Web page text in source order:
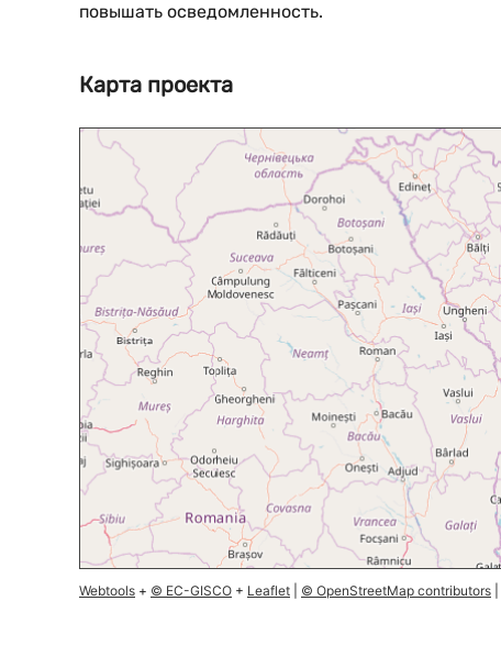
повышать осведомленность.
Карта проекта
Webtools + © EC-GISCO + Leaflet © OpenStreetMap contributors